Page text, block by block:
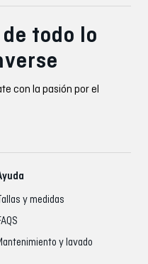
todo lo
con la pasión por el
y medidas
y lavado